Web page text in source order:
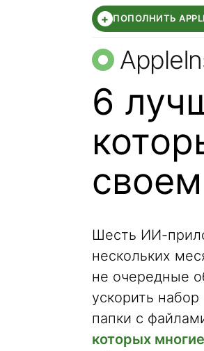
+ ПОПОЛНИТЬ
6
Шесть ИИ-
нескольких
не очередные
ускорить
папки с
которых